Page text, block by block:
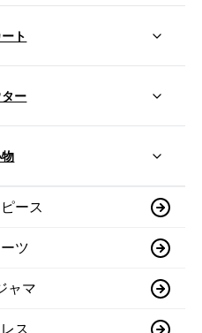
ト
ー
ース
ツ
ャマ
レス